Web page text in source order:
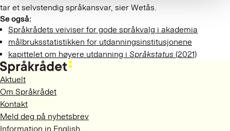
tar et selvstendig språkansvar, sier Wetås.
Se også:
Språkrådets veiviser for gode språkvalg i akademia
målbruksstatistikken for utdanningsinstitusjonene
kapittelet om høyere utdanning i Språkstatus (2021)
Aktuelt
Om Språkrådet
Kontakt
Meld deg på nyhetsbrev
Information in English